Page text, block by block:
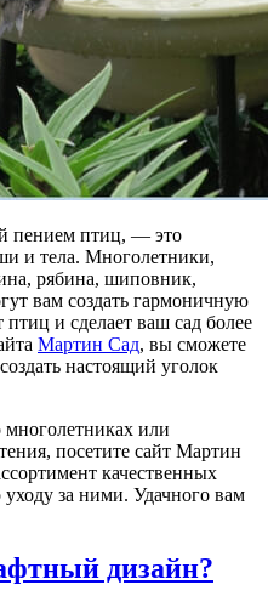
пением птиц, — это
и тела. Многолетники,
рябина, шиповник,
вам создать гармоничную
и сделает ваш сад более
Мартин Сад, вы сможете
настоящий уголок
многолетниках или
посетите сайт Мартин
качественных
за ними. Удачного вам
дизайн?